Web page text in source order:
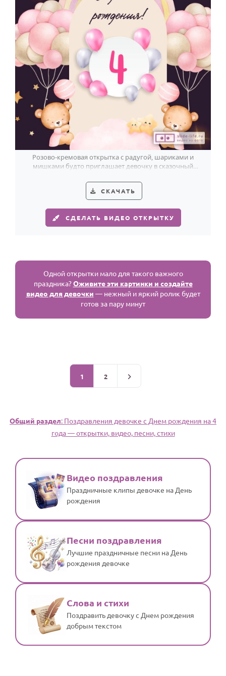
Розово-кремовая открытка с радугой, шариками и
мишками будто приглашает девочку в сказочный
СКАЧАТЬ
СДЕЛАТЬ ВИДЕО ОТКРЫТКУ
Одной открытки мало для такого важного
праздника?Оживите эти картинки и создайте
видео для девочки — нежный и яркий ролик будет
готов за пару минут
1 2
Общий раздел: Поздравления девочке c Днем рождения на 4
года — открытки, видео, песни, стихи
Видео поздравления
Праздничные клипы девочке на День
рождения
Песни поздравления
Лучшие праздничные песни на День
рождения девочке
Слова и стихи
Поздравить девочку с Днем рождения
добрым текстом